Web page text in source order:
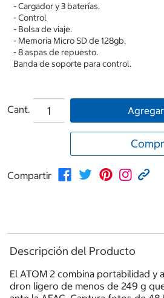
- Cargador y 3 baterías.
- Control
- Bolsa de viaje.
- Memoria Micro SD de 128gb.
- 8 aspas de repuesto.
Banda de soporte para control.
Cant.
Compartir
Descripción del Producto
El ATOM 2 combina portabilidad y
dron ligero de menos de 249 g